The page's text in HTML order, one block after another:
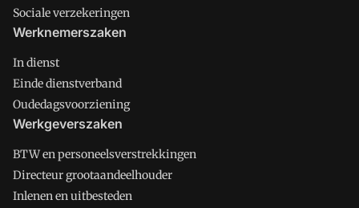
Sociale verzekeringen
Werknemerszaken
In dienst
Einde dienstverband
Oudedagsvoorziening
Werkgeverszaken
BTW en personeelsverstrekkingen
Directeur grootaandeelhouder
Inlenen en uitbesteden